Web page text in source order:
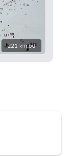
221 km od